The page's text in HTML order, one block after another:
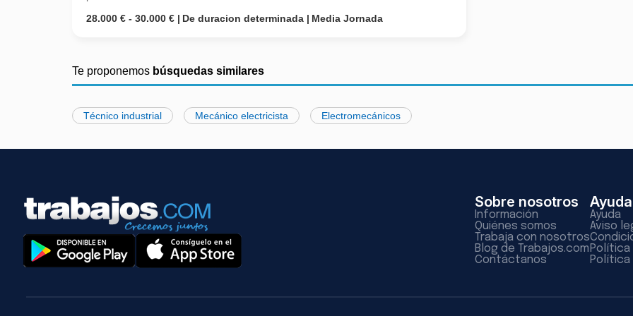
28.000 € - 30.000 €
De duracion determinada Media Jornada
Te proponemos búsquedas similares
Técnico industrial Mecánico electricista Electromecánicos
Sobre nosotros
Información
Quiénes somos
Trabaja con nosotros
Blog de Trabajos.com
Contáctanos
Ayuda
Ayuda
Aviso
Política